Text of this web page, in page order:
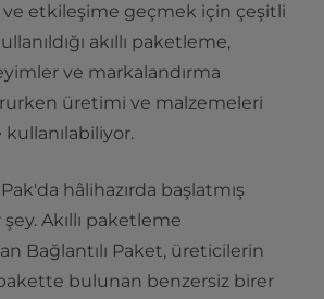
etkileşime geçmek için çeşitli
akıllı paketleme,
ve markalandırma
üretimi ve malzemeleri
hâlihazırda başlatmış
Akıllı paketleme
Bağlantılı Paket, üreticilerin
bulunan benzersiz birer